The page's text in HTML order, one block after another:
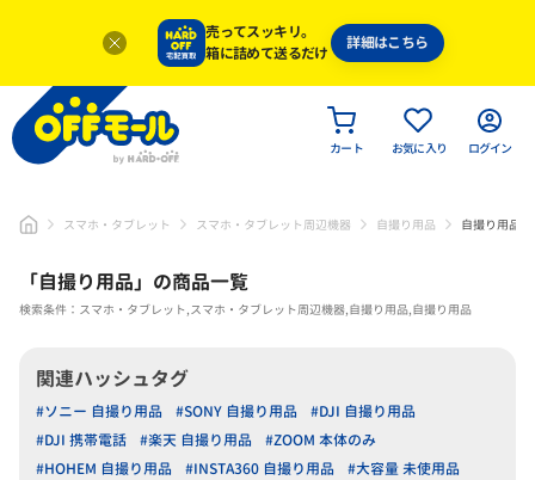
売ってスッキリ。
箱に詰めて送るだけ
詳細はこちら
カート お気に入り ログイン
スマホ・タブレット スマホ・タブレット周辺機器 自撮り用品 自撮り用品
「自撮り用品」 の商品一覧
検索条件：スマホ・タブレット,スマホ・タブレット周辺機器,自撮り用品,自撮り用品
関連ハッシュタグ
#ソニー 自撮り用品 #SONY 自撮り用品
#DJI 自撮り用品
#DJI 携帯電話
#楽天 自撮り用品
#ZOOM 本体のみ
#HOHEM 自撮り用品
#INSTA360 自撮り用品
#大容量 未使用品